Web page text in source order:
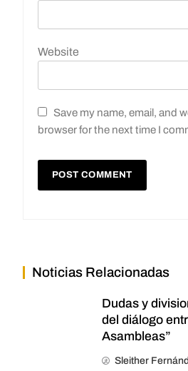
Website
Save my name, email, and
browser for the next time I
Noticias Relacionadas
Dudas y
del diálogo
Asambleas”
Sleither